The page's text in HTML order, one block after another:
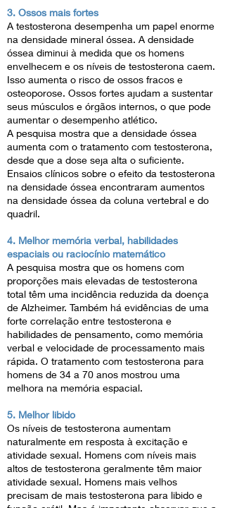
3. Ossos mais fortes
A testosterona desempenha um papel enorme
na densidade mineral óssea. A densidade
óssea diminui à medida que os homens
envelhecem e os níveis de testosterona caem.
Isso aumenta o risco de ossos fracos e
osteoporose. Ossos fortes ajudam a sustentar
seus músculos e órgãos internos, o que pode
aumentar o desempenho atlético.
A pesquisa mostra que a densidade óssea
aumenta com o tratamento com testosterona,
desde que a dose seja alta o suficiente.
Ensaios clínicos sobre o efeito da testosterona
na densidade óssea encontraram aumentos
na densidade óssea da coluna vertebral e do
quadril.
4. Melhor memória verbal, habilidades
espaciais ou raciocínio matemático
A pesquisa mostra que os homens com
proporções mais elevadas de testosterona
total têm uma incidência reduzida da doença
de Alzheimer. Também há evidências de uma
forte correlação entre testosterona e
habilidades de pensamento, como memória
verbal e velocidade de processamento mais
rápida. O tratamento com testosterona para
homens de 34 a 70 anos mostrou uma
melhora na memória espacial.
5. Melhor libido
Os níveis de testosterona aumentam
naturalmente em resposta à excitação e
atividade sexual. Homens com níveis mais
altos de testosterona geralmente têm maior
atividade sexual. Homens mais velhos
precisam de mais testosterona para libido e